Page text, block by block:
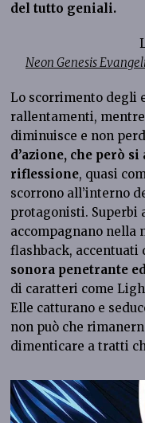
del tutto geniali.
Neon Genesis
Lo scorrimento degli
rallentamenti,
diminuisce e non
d’azione, che però
riflessione, quasi
scorrono all’interno
protagonisti. Superbi
accompagnano nella
flashback, accentuati
sonora penetrante
di caratteri come
Elle catturano e
non può che
dimenticare a tratti